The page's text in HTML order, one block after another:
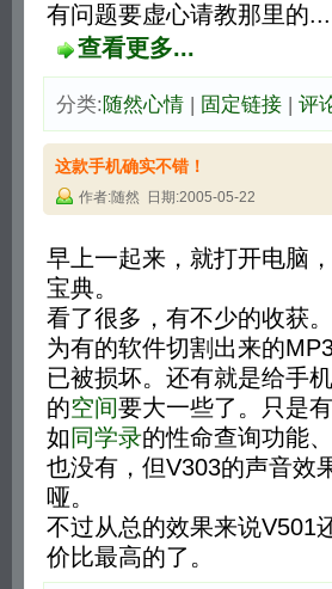
有问题要虚心请教那里的...
查看更多...
分类:随然心情| 固定链接| 评
这款手机确实不错！
作者:随然 日期:2005-05-22
早上一起来，就打开电脑
宝典。
看了很多，有不少的收获
为有的软件切割出来的
已被损坏。还有就是给手
的空间要大一些了。只是
如 同学录的性命查询功能
也没有，但V303的声音效
哑。
不过从总的效果来说V501
价比最高的了。